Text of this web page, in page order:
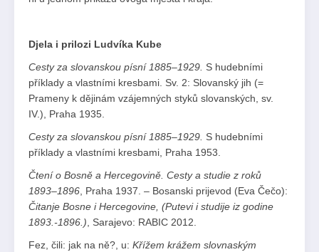
Djela i prilozi Ludvíka Kube
Cesty za slovanskou písní 1885–1929. S hudebními
příklady a vlastními kresbami. Sv. 2: Slovanský jih (=
Prameny k dějinám vzájemných styků slovanských, sv.
IV.), Praha 1935.
Cesty za slovanskou písní 1885–1929. S hudebními
příklady a vlastními kresbami, Praha 1953.
Čtení o Bosně a Hercegovině. Cesty a studie z roků
1893–1896, Praha 1937. – Bosanski prijevod (Eva Čečo):
Čitanje Bosne i Hercegovine, (Putevi i studije iz godine
1893.-1896.), Sarajevo: RABIC 2012.
Fez, čili: jak na ně?, u: Křížem krážem slovnaským